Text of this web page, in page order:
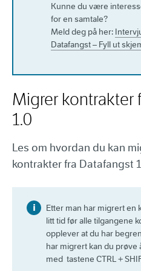
Kunne du være
for en samtale?
Meld deg på her:
Datafangst – Fyll ut
Migrer kontrakter
1.0
Les om hvordan du kan
kontrakter fra Datafangst
Etter man har migrert en
litt tid før alle tilgangene
opplever at du har
har migrert kan du prøve
med tastene CTRL +